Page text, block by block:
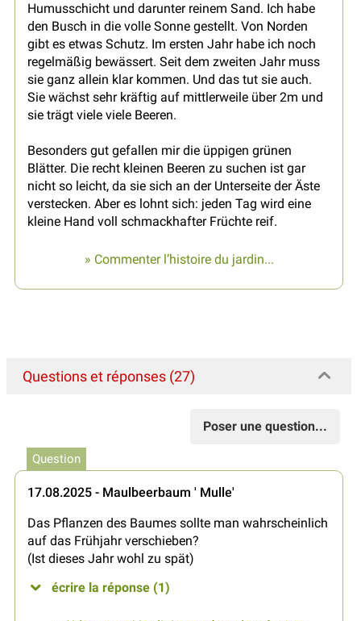
Humusschicht und darunter reinem Sand. Ich habe
den Busch in die volle Sonne gestellt. Von Norden
gibt es etwas Schutz. Im ersten Jahr habe ich noch
regelmäßig bewässert. Seit dem zweiten Jahr muss
sie ganz allein klar kommen. Und das tut sie auch.
Sie wächst sehr kräftig auf mittlerweile über 2m und
sie trägt viele viele Beeren.
Besonders gut gefallen mir die üppigen grünen
Blätter. Die recht kleinen Beeren zu suchen ist gar
nicht so leicht, da sie sich an der Unterseite der Äste
verstecken. Aber es lohnt sich: jeden Tag wird eine
kleine Hand voll schmackhafter Früchte reif.
» Commenter l’histoire du jardin...
Questions et réponses (27)
Poser une question...
Question
17.08.2025 - Maulbeerbaum ' Mulle'
Das Pflanzen des Baumes sollte man wahrscheinlich
auf das Frühjahr verschieben?
(Ist dieses Jahr wohl zu spät)
écrire la réponse (1)